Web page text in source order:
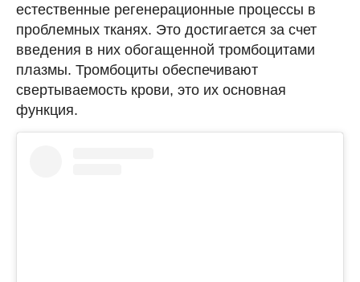
естественные регенерационные процессы в
проблемных тканях. Это достигается за счет
введения в них обогащенной тромбоцитами
плазмы. Тромбоциты обеспечивают
свертываемость крови, это их основная
функция.